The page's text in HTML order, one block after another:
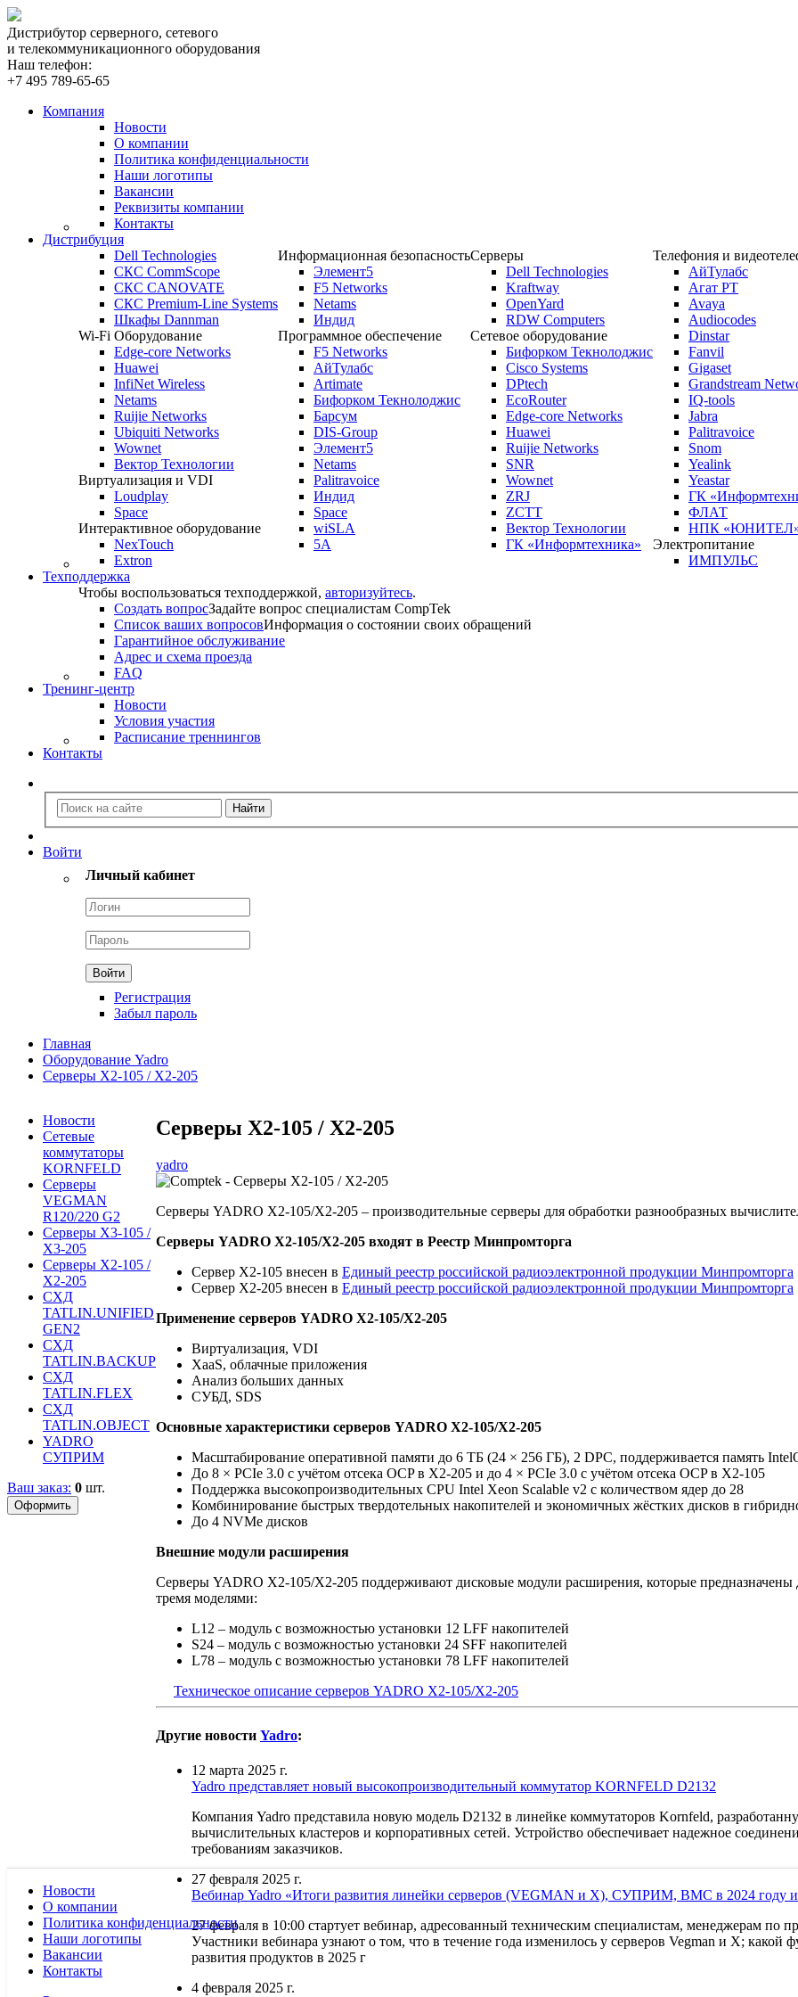
Дистрибутор серверного, сетевого
и телекоммуникационного оборудования
Наш телефон:
+7 495 789-65-65
Компания
Новости
О компании
Политика конфиденциальности
Наши логотипы
Вакансии
Реквизиты компании
Контакты
Дистрибуция
Dell Technologies
СКС CommScope
СКС CANOVATE
СКС Premium-Line Systems
Шкафы Dannman
Wi-Fi Оборудование
Edge-core Networks
Huawei
InfiNet Wireless
Netams
Ruijie Networks
Ubiquiti Networks
Wownet
Вектор Технологии
Виртуализация и VDI
Loudplay
Space
Интерактивное оборудование
NexTouch
Extron
Информационная безопасность
Элемент5
F5 Networks
Netams
Индид
Программное обеспечение
F5 Networks
АйТулабс
Artimate
Бифорком Текнолоджис
Барсум
DIS-Group
Элемент5
Netams
Palitravoice
Индид
Space
wiSLA
5A
Серверы
Dell Technologies
Kraftway
OpenYard
RDW Computers
Сетевое оборудование
Бифорком Текнолоджис
Cisco Systems
DPtech
EcoRouter
Edge-core Networks
Huawei
Ruijie Networks
SNR
Wownet
ZRJ
ZCTT
Вектор Технологии
ГК «Информтехника»
Телефония и
АйТулабс
Агат РТ
Avaya
Audiocodes
Dinstar
Fanvil
Gigaset
Grandstream
IQ-tools
Jabra
Palitravoice
Snom
Yealink
Yeastar
ГК
ФЛАТ
НПК
Электропитание
ИМПУЛЬС
Техподдержка
Чтобы воспользоваться техподдержкой, авторизуйтесь.
Создать вопросЗадайте вопрос специалистам CompTek
Список ваших вопросовИнформация о состоянии своих обращений
Гарантийное обслуживание
Адрес и схема проезда
FAQ
Тренинг-центр
Новости
Условия участия
Расписание треннингов
Контакты
Войти
Личный кабинет
Регистрация
Забыл пароль
Главная
Оборудование Yadro
Серверы X2-105 / X2-205
Новости
Сетевые
коммутаторы
KORNFELD
Серверы
VEGMAN
R120/220 G2
Серверы X3-105 /
X3-205
Серверы X2-105 /
X2-205
СХД
TATLIN.UNIFIED
GEN2
СХД
TATLIN.BACKUP
СХД
TATLIN.FLEX
СХД
TATLIN.OBJECT
YADRO
СУПРИМ
Ваш заказ: 0 шт.
Серверы X2-105 / X2-205
yadro
Серверы YADRO X2-105/X2-205 – производительные серверы для обработки разнообразных
Серверы YADRO X2-105/X2-205 входят в Реестр Минпромторга
Сервер Х2-105 внесен в Единый реестр российской радиоэлектронной продукции Минпромторга
Сервер Х2-205 внесен в Единый реестр российской радиоэлектронной продукции Минпромторга
Применение серверов YADRO X2-105/X2-205
Виртуализация, VDI
XaaS, облачные приложения
Анализ больших данных
СУБД, SDS
Основные характеристики серверов YADRO X2-105/X2-205
Масштабирование оперативной памяти до 6 ТБ (24 × 256 ГБ), 2 DPC, поддерживается память
До 8 × PCIe 3.0 с учётом отсека OCP в Х2-205 и до 4 × PCIe 3.0 с учётом отсека OCP в Х2-105
Поддержка высокопроизводительных CPU Intel Xeon Scalable v2 с количеством ядер до 28
Комбинирование быстрых твердотельных накопителей и экономичных жёстких дисков в
До 4 NVMe дисков
Внешние модули расширения
Серверы YADRO Х2-105/Х2-205 поддерживают дисковые модули расширения, которые предназначены
тремя моделями:
L12 – модуль с возможностью установки 12 LFF накопителей
S24 – модуль с возможностью установки 24 SFF накопителей
L78 – модуль с возможностью установки 78 LFF накопителей
Техническое описание серверов YADRO Х2-105/Х2-205
Другие новости Yadro:
12 марта 2025 г.
Yadro представляет новый высокопроизводительный коммутатор KORNFELD D2132
Компания Yadro представила новую модель D2132 в линейке коммутаторов Kornfeld,
вычислительных кластеров и корпоративных сетей. Устройство обеспечивает надежное
требованиям заказчиков.
27 февраля 2025 г.
Вебинар Yadro «Итоги развития линейки серверов (VEGMAN и X), СУПРИМ, BMC в 2024 году и
27 февраля в 10:00 стартует вебинар, адресованный техническим специалистам, менеджерам по
Участники вебинара узнают о том, что в течение года изменилось у серверов Vegman и X;
развития продуктов в 2025 г
4 февраля 2025 г.
Новости
О компании
Политика конфиденциальности
Наши логотипы
Вакансии
Контакты